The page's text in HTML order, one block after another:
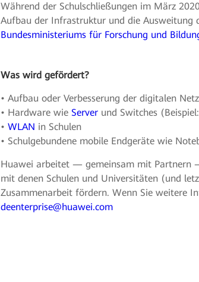
Während der Schulschließungen im März
Aufbau der Infrastruktur und die Ausweitung
Bundesministeriums für Forschung und
Was wird gefördert?
• Aufbau oder Verbesserung der digitalen
• Hardware wie Serverund Switches (Beispiel:
• WLAN in Schulen
• Schulgebundene mobile Endgeräte wie
Huawei arbeitet — gemeinsam mit Partnern
mit denen Schulen und Universitäten (und
Zusammenarbeit fördern. Wenn Sie weitere
deenterprise@huawei.com